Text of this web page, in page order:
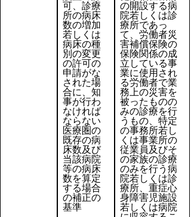
可、診療
所の病床
数の増加
若しくは
病床の種
別の変更
の許可の
申請がな
された場
合に、知
事が行わ
なければ
ならない
医療圏の
既存の病
床数及び
当該病院
等の病床
数を算定
する場合
の補正の
基準
の開設する病
院若しくは診
療所であっ
て、労働者災
害補償保険の
保険関係の成
立している事
業に使用され
る労働者で業
務上の災害を
被ったものの
みの診療を行
うもの、特定
の事務所若し
くは事業所の
従業員及びそ
の家族の診療
のみを行う病
院若しくは診
療所、重症心
身障害児施設
若しくは病院